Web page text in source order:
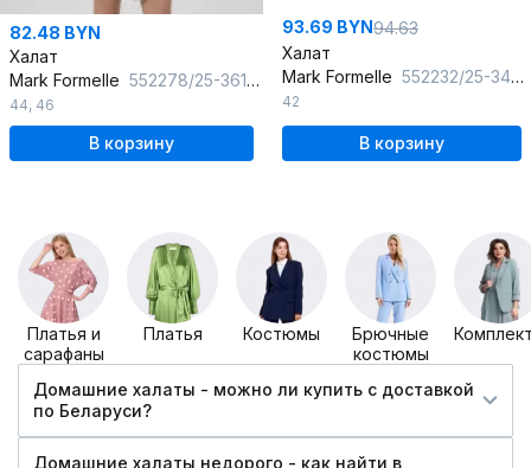
82.48 BYN
Халат
Mark Formelle 552278/25-36110ПП-15 леопард_на_белом
44, 46
В корзину
93.69 BYN94.63
Халат
Mark Formelle 552232/25-34627ПП-3 цветы_на_кремовом
42
В корзину
Платья и
сарафаны
Платья Костюмы
Брючные
костюмы
Домашние халаты - можно ли купить c доставкой
по Беларуси?
Домашние халаты недорого - как найти в